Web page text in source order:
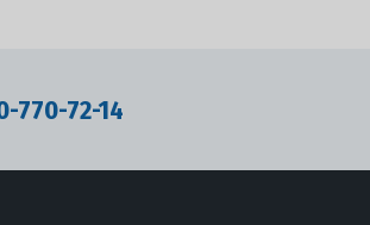
770-72-14